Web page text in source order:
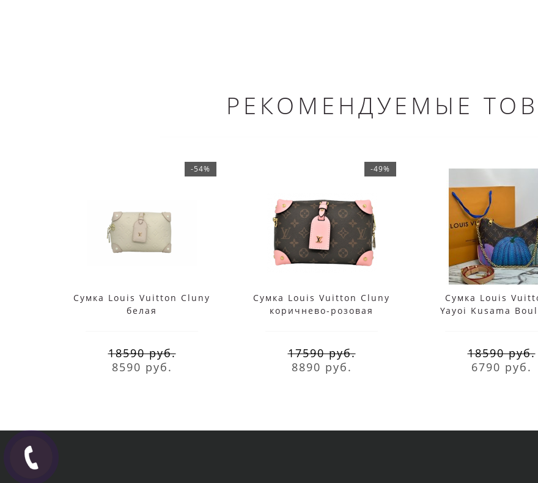
РЕКОМЕНДУЕМЫЕ
-54%
Сумка Louis Vuitton Cluny
белая
18590 руб.
8590 руб.
-49%
Сумка Louis Vuitton Cluny
коричнево-розовая
17590 руб.
8890 руб.
Сумка Louis
Yayoi Kusama
18590 руб.
6790 руб.